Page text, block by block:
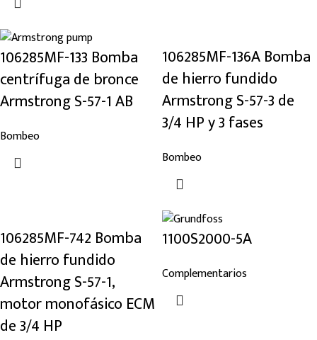
106285MF-133 Bomba
centrífuga de bronce
Armstrong S-57-1 AB
Bombeo
106285MF-136A Bomba
de hierro fundido
Armstrong S-57-3 de
3/4 HP y 3 fases
Bombeo
106285MF-742 Bomba
de hierro fundido
Armstrong S-57-1,
motor monofásico ECM
de 3/4 HP
1100S2000-5A
Complementarios